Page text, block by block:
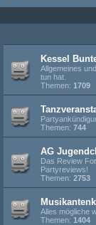
Kessel
Allgemeines
tun hat.
Themen: 1709
Themen: 744
AG
Das Review
Partyreviews!
Themen: 2753
Alles mögliche
Themen: 1404